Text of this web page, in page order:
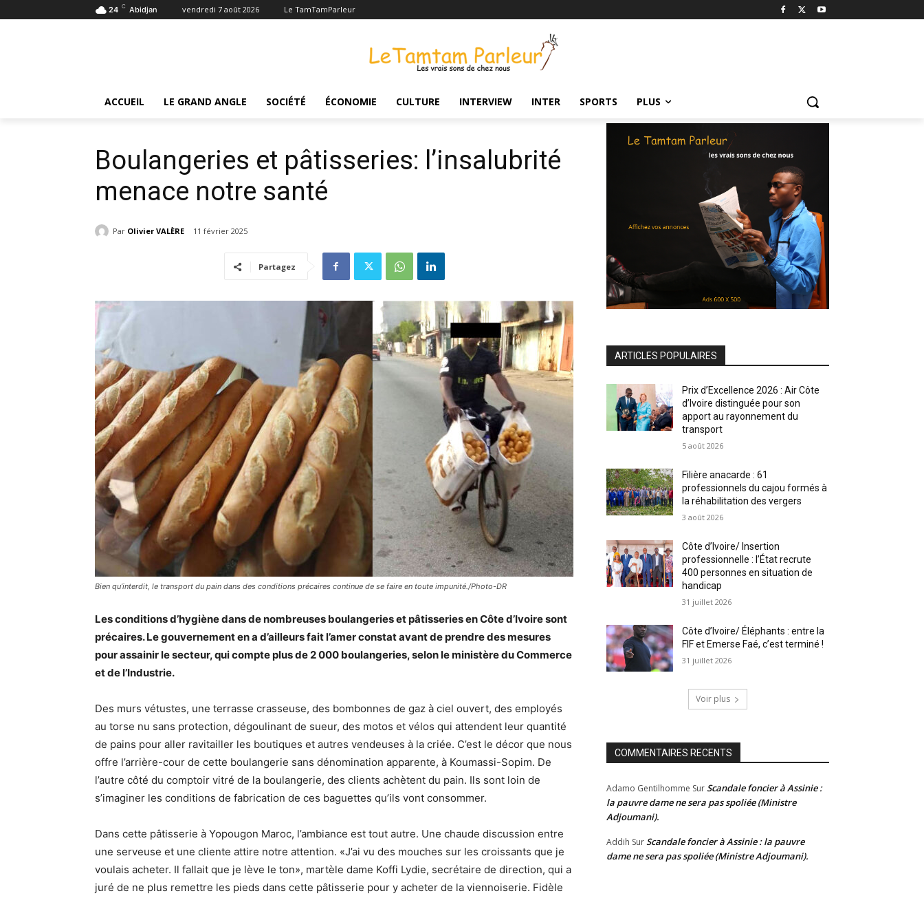
24 C Abidjan vendredi 7 août 2026 Le TamTamParleur
ACCUEIL LE GRAND ANGLE SOCIÉTÉ ÉCONOMIE CULTURE INTERVIEW INTER SPORTS PLUS
Accueil Société Boulangeries et pâtisseries: l’insalubrité menace notre santé
Boulangeries et pâtisseries: l’insalubrité
menace notre santé
Par Olivier VALÈRE 11 février 2025
Partagez
Bien qu’interdit, le transport du pain dans des conditions précaires continue de se faire en toute impunité./Photo-DR
Les conditions d’hygiène dans de nombreuses boulangeries et pâtisseries en Côte d’Ivoire sont
précaires. Le gouvernement en a d’ailleurs fait l’amer constat avant de prendre des mesures
pour assainir le secteur, qui compte plus de 2 000 boulangeries, selon le ministère du Commerce
et de l’Industrie.
Des murs vétustes, une terrasse crasseuse, des bombonnes de gaz à ciel ouvert, des employés
au torse nu sans protection, dégoulinant de sueur, des motos et vélos qui attendent leur quantité
de pains pour aller ravitailler les boutiques et autres vendeuses à la criée. C’est le décor que nous
offre l’arrière-cour de cette boulangerie sans dénomination apparente, à Koumassi-Sopim. De
l’autre côté du comptoir vitré de la boulangerie, des clients achètent du pain. Ils sont loin de
s’imaginer les conditions de fabrication de ces baguettes qu’ils vont consommer.
Dans cette pâtisserie à Yopougon Maroc, l’ambiance est tout autre. Une chaude discussion entre
une serveuse et une cliente attire notre attention. «J’ai vu des mouches sur les croissants que je
voulais acheter. Il fallait que je lève le ton», martèle dame Koffi Lydie, secrétaire de direction, qui a
juré de ne plus remettre les pieds dans cette pâtisserie pour y acheter de la viennoiserie. Fidèle
ARTICLES POPULAIRES
Prix d’Excellence 2026 : Air Côte
d’Ivoire distinguée pour son
apport au rayonnement du
transport
5 août 2026
Filière anacarde : 61
professionnels du cajou formés à
la réhabilitation des vergers
3 août 2026
Côte d’Ivoire/ Insertion
professionnelle : l’État recrute
400 personnes en situation de
handicap
31 juillet 2026
Côte d’Ivoire/ Éléphants : entre la
FIF et Emerse Faé, c’est terminé !
31 juillet 2026
Voir plus
COMMENTAIRES RECENTS
Adamo Gentilhomme SurScandale foncier à Assinie :
la pauvre dame ne sera pas spoliée (Ministre
Adjoumani).
Addih SurScandale foncier à Assinie : la pauvre
dame ne sera pas spoliée (Ministre Adjoumani).